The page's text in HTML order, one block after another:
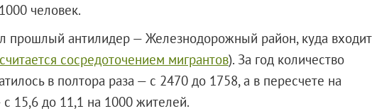
человек.
прошлый антилидер — Железнодорожный район, куда входит
сосредоточением мигрантов). За год количество
в полтора раза — с 2470 до 1758, а в пересчете на
15,6 до 11,1 на 1000 жителей.